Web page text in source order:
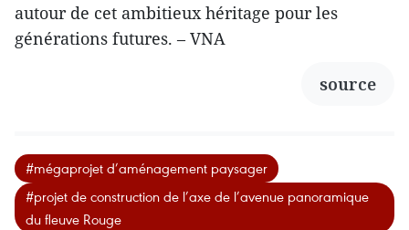
autour de cet ambitieux héritage pour les
générations futures. – VNA
source
#mégaprojet d’aménagement paysager
#projet de construction de l’axe de l’avenue panoramique
du fleuve Rouge